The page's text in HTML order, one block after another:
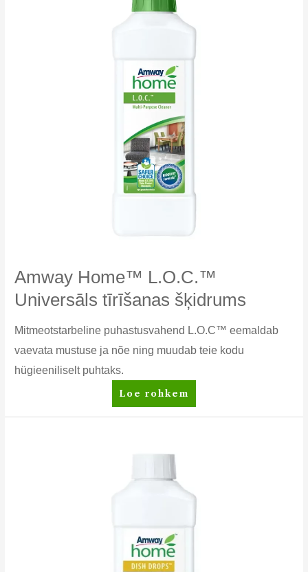
Amway Home™ L.O.C.™
Universāls tīrīšanas šķidrums
Mitmeotstarbeline puhastusvahend L.O.C™ eemaldab
vaevata mustuse ja nõe ning muudab teie kodu
hügieeniliselt puhtaks.
Amway
Home™
tīrīšanas
Loe rohkem